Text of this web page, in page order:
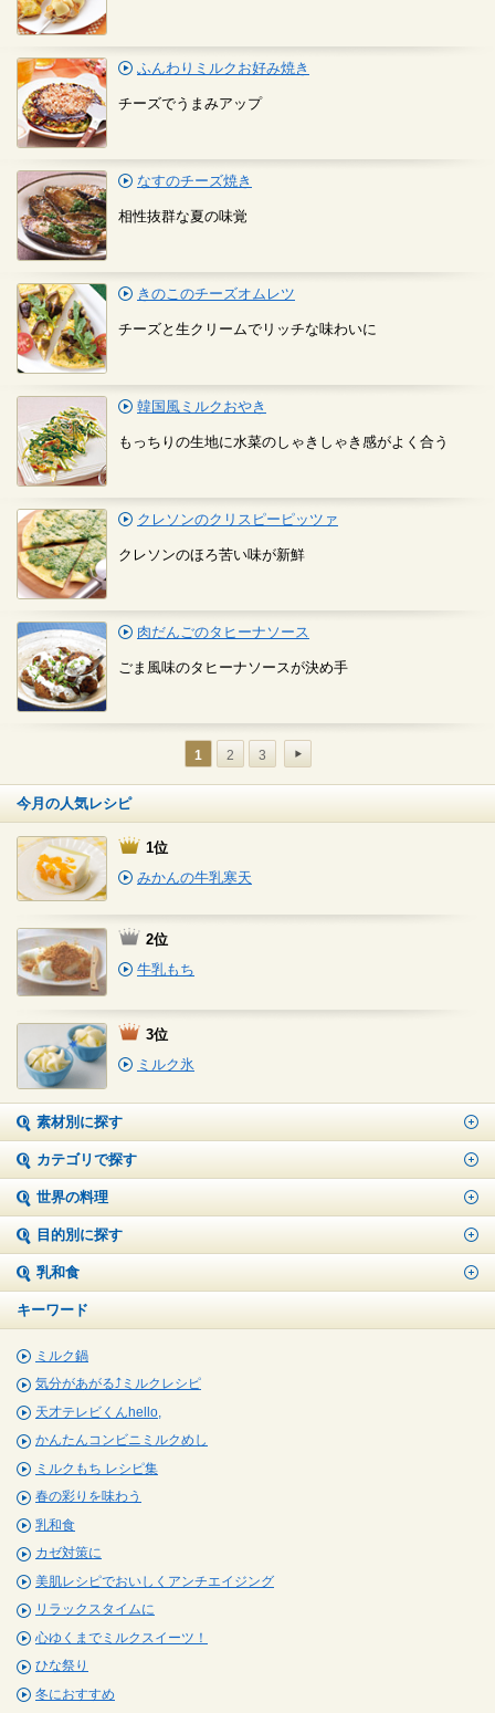
ふんわりミルクお好み焼き
チーズでうまみアップ
なすのチーズ焼き
相性抜群な夏の味覚
きのこのチーズオムレツ
チーズと生クリームでリッチな味わいに
韓国風ミルクおやき
もっちりの生地に水菜のしゃきしゃき感がよく合う
クレソンのクリスピーピッツァ
クレソンのほろ苦い味が新鮮
肉だんごのタヒーナソース
ごま風味のタヒーナソースが決め手
1 2 3
今月の人気レシピ
1位
みかんの牛乳寒天
2位
牛乳もち
3位
ミルク氷
素材別に探す
カテゴリで探す
世界の料理
目的別に探す
乳和食
キーワード
ミルク鍋
気分があがる⤴ミルクレシピ
天才テレビくんhello,
かんたんコンビニミルクめし
ミルクもち レシピ集
春の彩りを味わう
乳和食
カゼ対策に
美肌レシピでおいしくアンチエイジング
リラックスタイムに
心ゆくまでミルクスイーツ！
ひな祭り
冬におすすめ